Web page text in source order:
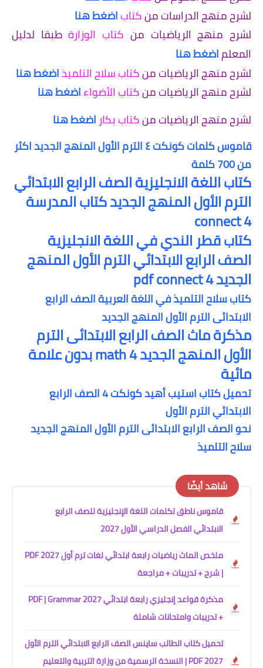
لشرح منهج الدراسات منكتاباضغط هنا
لشرح منهج الرياضيات من كتاب الوزارةطبقا لدليل
المعلماضغط هنا
لشرح منهج الرياضيات منكتاب سلاح التلميذاضغط هنا
لشرح منهج الرياضيات منكتاب الأضواءاضغط هنا
لشرح منهج الرياضيات منكتاب بكار اضغط هنا
قاموس كلمات كونكت ٤ الترم الأول المنهج الجديد اكثر
من 700 كلمة
كتاب اللغة الانجليزية الصف الرابع الابتدائي
الترم الأول المنهج الجديد كتاب المدرسة
connect 4
كتاب قطر الندي في اللغة الانجليزية
الصف الرابع الابتدائي الترم الأول المنهج
الجديد pdf connect 4
كتاب سلاح التلميذ في اللغة العربية الصف الرابع
الابتدائى الترم الأول المنهج الجديد
مذكرة ماث الصف الرابع الابتدائى الترم
الأول المنهج الجديد 4 math بدون علامة
مائية
تحميل كتاب استيب أهيد كونكت 4 الصف الرابع
الابتدائي الترم الأول
نحو الصف الرابع الابتدائى الترم الأول المنهج الجديد
سلاح التلميذ
شاهد أيضًا
قاموس ناطق لكلمات اللغة الإنجليزية للصف الرابع
الابتدائي الفصل الدراسي الأول 2027
ملخص الماث رياضيات رابعة ابتدائي لغات ترم أول 2027 PDF
| شرح + تدريبات + مراجعة
مذكرة قواعد إنجليزي رابعة ابتدائي 2027 PDF | Grammar
+ تدريبات وامتحانات شاملة
تحميل كتاب الطالب ساينس الصف الرابع الابتدائي الترم الأول
2027 PDF | النسخة الرسمية من وزارة التربية والتعليم